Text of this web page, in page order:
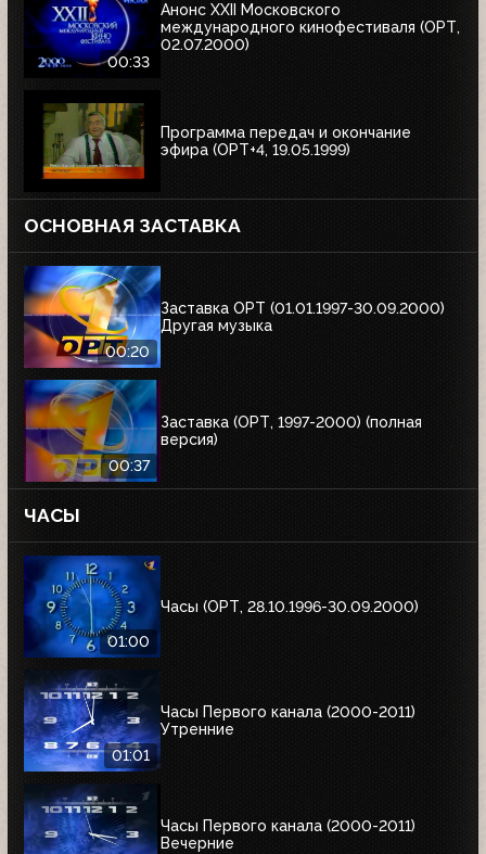
00:33
Анонс XXII Московского
международного кинофестиваля (ОРТ,
02.07.2000)
Программа передач и окончание
эфира (ОРТ+4, 19.05.1999)
ОСНОВНАЯ ЗАСТАВКА
00:20
Заставка ОРТ (01.01.1997-30.09.2000)
Другая музыка
00:37
Заставка (ОРТ, 1997-2000) (полная
версия)
ЧАСЫ
01:00
Часы (ОРТ, 28.10.1996-30.09.2000)
01:01
Часы Первого канала (2000-2011)
Утренние
Часы Первого канала (2000-2011)
Вечерние